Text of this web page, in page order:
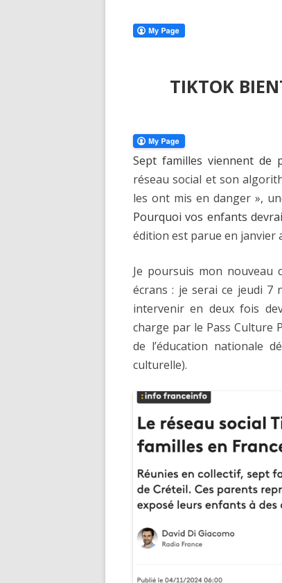
TIKTOK
Sept familles viennent de
réseau social et son
les ont mis en danger »,
Pourquoi vos enfants
édition est parue en janvier
Je poursuis mon nouveau
écrans : je serai ce jeudi 7
intervenir en deux fois
charge par le Pass Culture
de l’éducation nationale
culturelle).